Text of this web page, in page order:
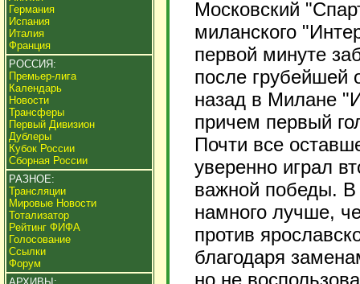
Германия
Испания
Италия
Франция
РОССИЯ:
Премьер-лига
Календарь
Новости
Трансферы
Первый Дивизион
Дублеры
Кубок России
Сборная России
РАЗНОЕ:
Трансляции
Мировые Новости
Тотализатор
Рейтинг ФИФА
Голосование
Ссылки
Форум
Московский
миланского
первой минуте
после
назад в Милане
причем первый
Почти все
уверенно играл
важной победы. В
намного лучше,
против
благодаря
но не